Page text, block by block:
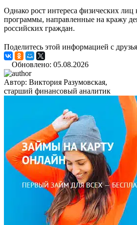
Однако рост интереса физических
программы, направленные на кражу
российских граждан.
Поделитесь этой информацией с
Обновлено: 05.08.2026
Автор: Виктория Разумовская,
старший финансовый аналитик